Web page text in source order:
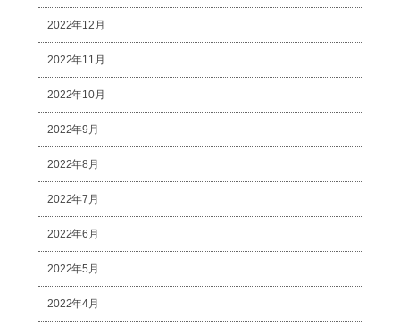
2022年12月
2022年11月
2022年10月
2022年9月
2022年8月
2022年7月
2022年6月
2022年5月
2022年4月